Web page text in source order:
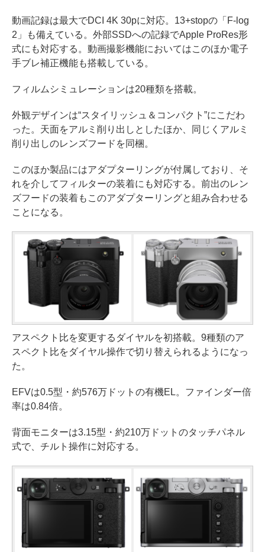
動画記録は最大でDCI 4K 30pに対応。13+stopの「F-log
2」も備えている。外部SSDへの記録でApple ProRes形
式にも対応する。動画撮影機能においてはこのほか電子
手ブレ補正機能も搭載している。
フィルムシミュレーションは20種類を搭載。
外観デザインは“スタイリッシュ＆コンパクト”にこだわ
った。天面をアルミ削り出しとしたほか、同じくアルミ
削り出しのレンズフードを同梱。
このほか製品にはアダプターリングが付属しており、そ
れを介してフィルターの装着にも対応する。前出のレン
ズフードの装着もこのアダプターリングと組み合わせる
ことになる。
アスペクト比を変更するダイヤルを初搭載。9種類のア
スペクト比をダイヤル操作で切り替えられるようになっ
た。
EFVは0.5型・約576万ドットの有機EL。ファインダー倍
率は0.84倍。
背面モニターは3.15型・約210万ドットのタッチパネル
式で、チルト操作に対応する。